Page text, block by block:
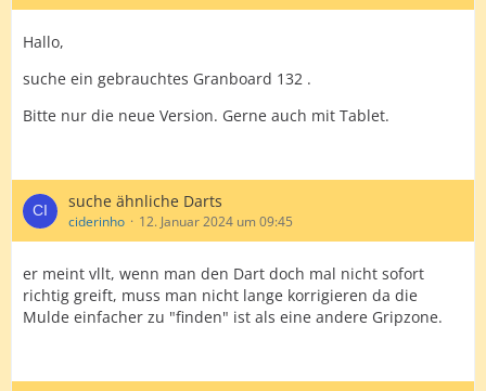
Hallo,
suche ein gebrauchtes Granboard 132 .
Bitte nur die neue Version. Gerne auch mit Tablet.
suche ähnliche Darts
ciderinho 12. Januar 2024 um 09:45
er meint vllt, wenn man den Dart doch mal nicht sofort
richtig greift, muss man nicht lange korrigieren da die
Mulde einfacher zu "finden" ist als eine andere Gripzone.